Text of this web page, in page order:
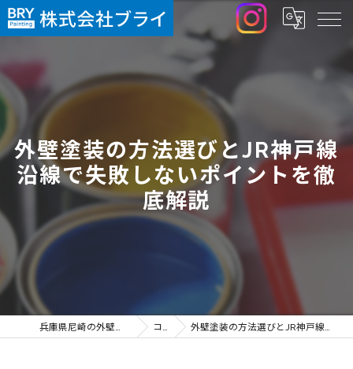
外壁塗装の方法選びとJR神戸線
沿線で失敗しないポイントを徹
底解説
兵庫県尼崎の外壁塗装なら株式会社ブライ コラム 外壁塗装の方法選びとJR神戸線沿線で失敗しないポイントを徹底解説